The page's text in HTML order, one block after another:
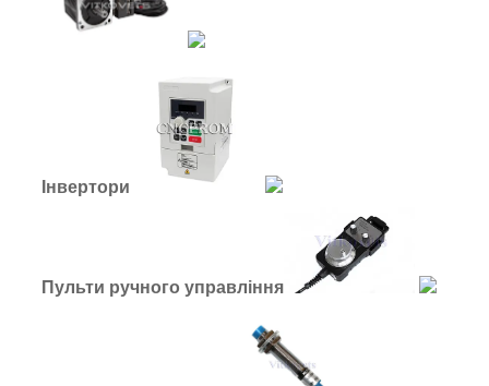
Інвертори
Пульти ручного управління